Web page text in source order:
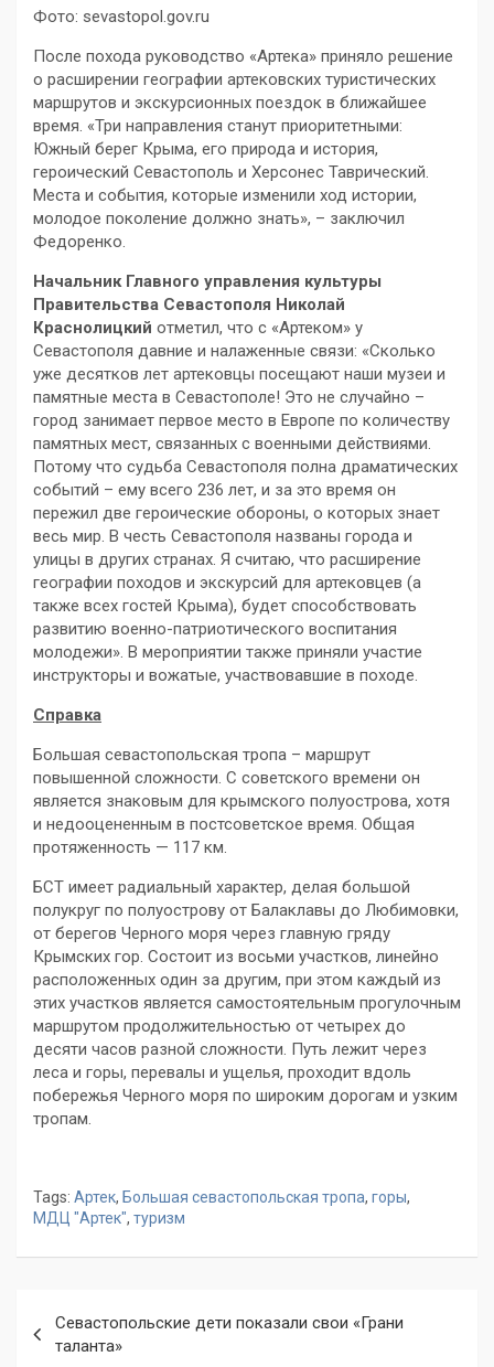
Фото: sevastopol.gov.ru
После похода руководство «Артека» приняло решение
о расширении географии артековских туристических
маршрутов и экскурсионных поездок в ближайшее
время. «Три направления станут приоритетными:
Южный берег Крыма, его природа и история,
героический Севастополь и Херсонес Таврический.
Места и события, которые изменили ход истории,
молодое поколение должно знать», – заключил
Федоренко.
Начальник Главного управления культуры
Правительства Севастополя Николай
Краснолицкий отметил, что с «Артеком» у
Севастополя давние и налаженные связи: «Сколько
уже десятков лет артековцы посещают наши музеи и
памятные места в Севастополе! Это не случайно –
город занимает первое место в Европе по количеству
памятных мест, связанных с военными действиями.
Потому что судьба Севастополя полна драматических
событий – ему всего 236 лет, и за это время он
пережил две героические обороны, о которых знает
весь мир. В честь Севастополя названы города и
улицы в других странах. Я считаю, что расширение
географии походов и экскурсий для артековцев (а
также всех гостей Крыма), будет способствовать
развитию военно-патриотического воспитания
молодежи». В мероприятии также приняли участие
инструкторы и вожатые, участвовавшие в походе.
Справка
Большая севастопольская тропа – маршрут
повышенной сложности. С советского времени он
является знаковым для крымского полуострова, хотя
и недооцененным в постсоветское время. Общая
протяженность — 117 км.
БСТ имеет радиальный характер, делая большой
полукруг по полуострову от Балаклавы до Любимовки,
от берегов Черного моря через главную гряду
Крымских гор. Состоит из восьми участков, линейно
расположенных один за другим, при этом каждый из
этих участков является самостоятельным прогулочным
маршрутом продолжительностью от четырех до
десяти часов разной сложности. Путь лежит через
леса и горы, перевалы и ущелья, проходит вдоль
побережья Черного моря по широким дорогам и узким
тропам.
Tags: Артек, Большая севастопольская тропа, горы,
МДЦ "Артек", туризм
по
Севастопольские дети показали свои «Грани
таланта»